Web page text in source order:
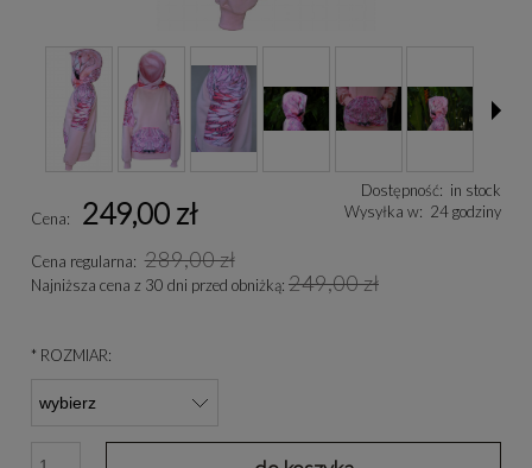
Dostępność: in stock
Wysyłka w: 24 godziny
Cena: 249,00 zł
Cena regularna: 289,00 zł
Najniższa cena z 30 dni przed obniżką: 249,00 zł
* ROZMIAR: